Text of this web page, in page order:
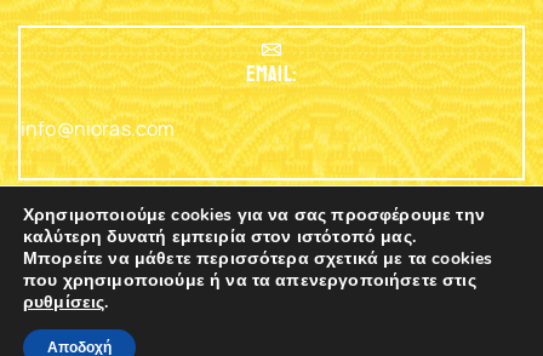
EMAIL:
info@nioras.com
Τηλέφωνο: +30.2103230345
Copyright © 2003 - 2025 Nioras.com - Powered
Χρησιμοποιούμε cookies για να σας προσφέρουμε την
καλύτερη δυνατή εμπειρία στον ιστότοπό μας.
Μπορείτε να μάθετε περισσότερα σχετικά με τα cookies
που χρησιμοποιούμε ή να τα απενεργοποιήσετε στις
ρυθμίσεις.
Αποδοχή